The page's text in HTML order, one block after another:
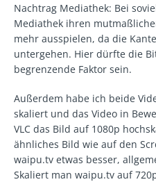
Nachtrag Mediathek: Bei
Mediathek ihren
mehr ausspielen, da die
untergehen. Hier dürfte die
begrenzende Faktor sein.
Außerdem habe ich beide
skaliert und das Video in
VLC das Bild auf 1080p
ähnliches Bild wie auf den
waipu.tv etwas besser,
Skaliert man waipu.tv auf